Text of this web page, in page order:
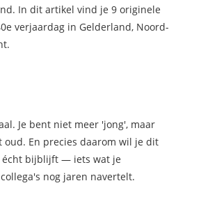
In dit artikel vind je 9 originele
verjaardag in Gelderland, Noord-
Je bent niet meer 'jong', maar
oud. En precies daarom wil je dit
écht bijblijft — iets wat je
nog jaren navertelt.